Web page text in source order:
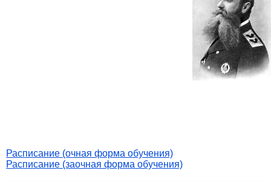
Расписание (очная форма обучения)
Расписание (заочная форма обучения)